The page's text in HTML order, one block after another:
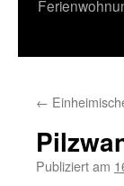
←
Publiziert am